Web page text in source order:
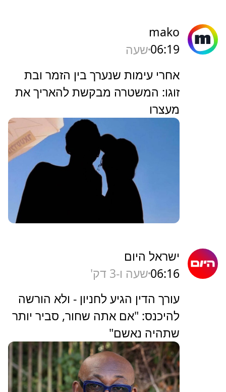
mako
06:19שעה
אחרי עימות שנערך בין הזמר ובת
זוגו: המשטרה מבקשת להאריך את
מעצרו
ישראל היום
06:16שעה ו-3 דק'
עורך הדין הגיע לחניון - ולא הורשה
להיכנס: "אם אתה שחור, סביר יותר
שתהיה נאשם"